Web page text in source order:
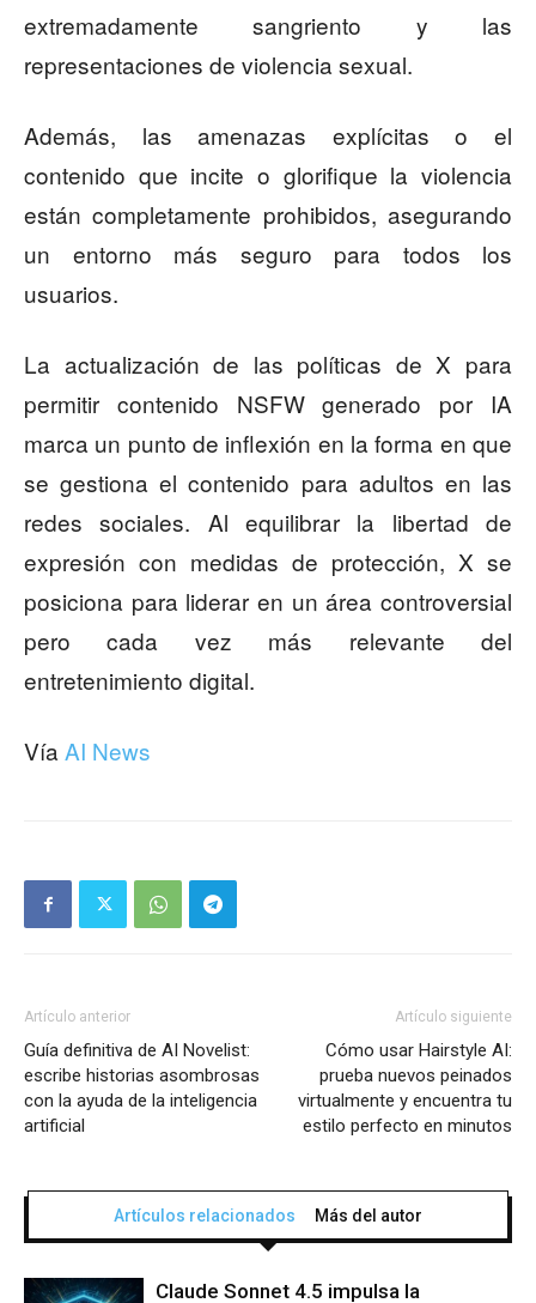
extremadamente sangriento y las
representaciones de violencia sexual.
Además, las amenazas explícitas o el
contenido que incite o glorifique la violencia
están completamente prohibidos, asegurando
un entorno más seguro para todos los
usuarios.
La actualización de las políticas de X para
permitir contenido NSFW generado por IA
marca un punto de inflexión en la forma en que
se gestiona el contenido para adultos en las
redes sociales. Al equilibrar la libertad de
expresión con medidas de protección, X se
posiciona para liderar en un área controversial
pero cada vez más relevante del
entretenimiento digital.
Vía AI News
Artículo anterior
Guía definitiva de AI Novelist:
escribe historias asombrosas
con la ayuda de la inteligencia
artificial
Artículo siguiente
Cómo usar Hairstyle AI:
prueba nuevos peinados
virtualmente y encuentra tu
estilo perfecto en minutos
Artículos relacionados Más del autor
Claude Sonnet 4.5 impulsa la